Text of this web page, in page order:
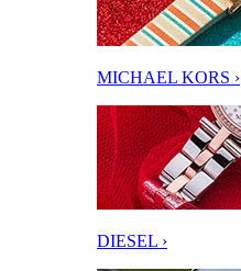
MICHAEL KORS ›
DIESEL ›